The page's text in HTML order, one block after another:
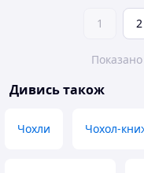
1 2
Дивись також
Чохли Чохол-